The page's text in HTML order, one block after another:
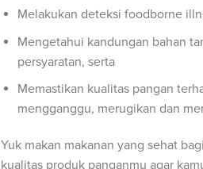
Melakukan deteksi foodborne
Mengetahui kandungan bahan
persyaratan, serta
Memastikan kualitas pangan
mengganggu, merugikan dan
Yuk makan makanan yang sehat
kualitas produk panganmu agar